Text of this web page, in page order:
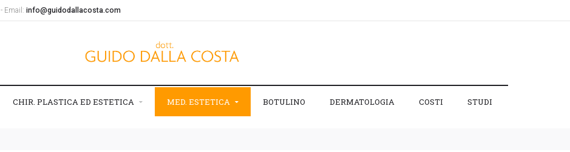
- Email: info@guidodallacosta.com
CHIR. PLASTICA ED ESTETICA MED. ESTETICA BOTULINO DERMATOLOGIA COSTI STUDI